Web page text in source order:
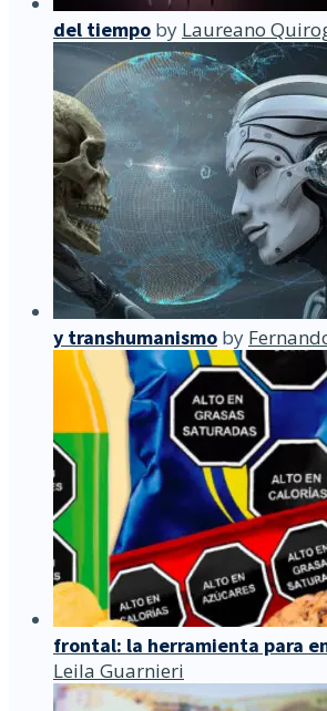
del tiempo by Laureano
y transhumanismo by
frontal: la herramienta para
Leila Guarnieri